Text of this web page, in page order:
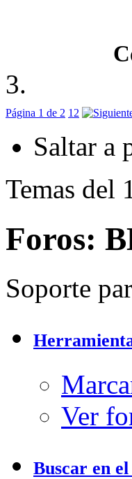
Página 1 de 2 1 2
Saltar a
Temas del
Foros:
Soporte
Ver
Buscar en